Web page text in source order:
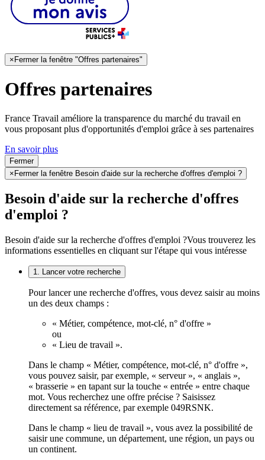
×Fermer la fenêtre "Offres partenaires"
Offres partenaires
France Travail améliore la transparence du marché du travail en
vous proposant plus d'opportunités d'emploi grâce à ses partenaires
En savoir plus
Fermer
×Fermer la fenêtre Besoin d'aide sur la recherche d'offres d'emploi ?
Besoin d'aide sur la recherche d'offres
d'emploi ?
Besoin d'aide sur la recherche d'offres d'emploi ?Vous trouverez les
informations essentielles en cliquant sur l'étape qui vous intéresse
1. Lancer votre recherche
Pour lancer une recherche d'offres, vous devez saisir au moins
un des deux champs :
« Métier, compétence, mot-clé, n° d'offre »
ou
« Lieu de travail ».
Dans le champ « Métier, compétence, mot-clé, n° d'offre »,
vous pouvez saisir, par exemple, « serveur », « anglais »,
« brasserie » en tapant sur la touche « entrée » entre chaque
mot. Vous recherchez une offre précise ? Saisissez
directement sa référence, par exemple 049RSNK.
Dans le champ « lieu de travail », vous avez la possibilité de
saisir une commune, un département, une région, un pays ou
un continent.